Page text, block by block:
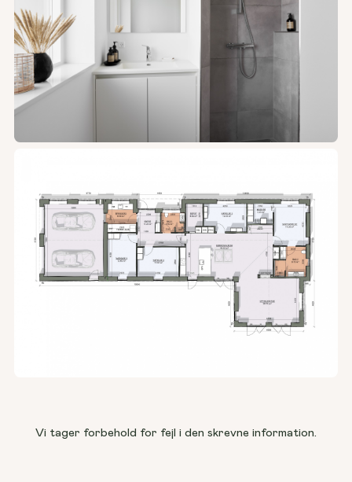
Vi tager forbehold for fejl i den skrevne information.